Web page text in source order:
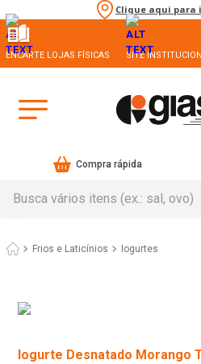
Clique aqui para
ENCARTE LOJAS FÍSICAS SITE
Compra rápida
Frios e Laticínios Iogurtes
Iogurte Desnatado Morango